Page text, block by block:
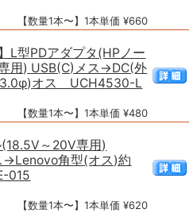
【数量1本〜】1本単価 ¥660
L型PDアダプタ(HPノー
用) USB(C)メス→DC(外
オス UCH4530-L
【数量1本〜】1本単価 ¥480
～20V専用)
→Lenovo角型(オス)約
015
【数量1本〜】1本単価 ¥620